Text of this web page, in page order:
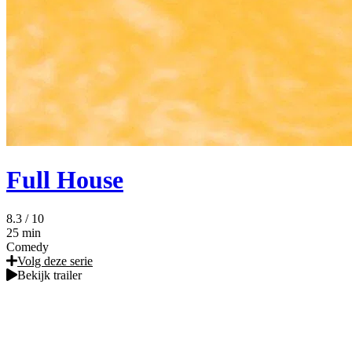
Full House
8.3 / 10
25 min
Comedy
Volg deze serie
Bekijk trailer